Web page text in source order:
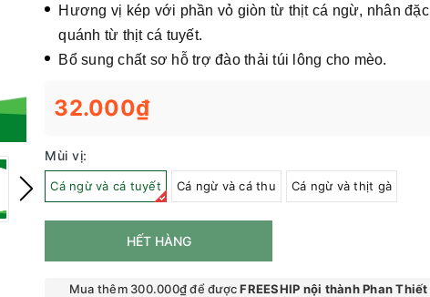
Hương vị kép với phần vỏ giòn từ thịt cá ngừ, nhân đặc
quánh từ thịt cá tuyết.
Bổ sung chất sơ hỗ trợ đào thải túi lông cho mèo.
32.000₫
Mùi vị:
Cá ngừ và cá tuyết Cá ngừ và cá thu Cá ngừ và thịt gà
HẾT HÀNG
Mua thêm 300.000₫ để đượcFREESHIP nội thành Phan Thiết